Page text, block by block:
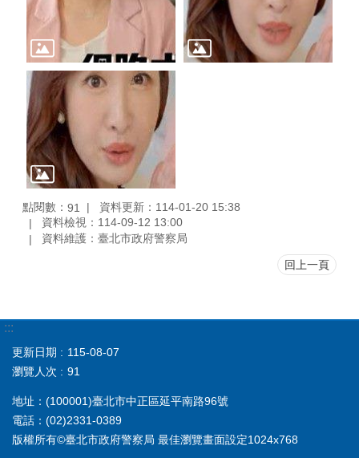
點閱數： 91
資料更新：114-01-20 15:38
資料檢視：114-09-12 13:00
資料維護：臺北市政府警察局
回上一頁
:::
更新日期
115-08-07
瀏覽人次
91
地址：(100001)臺北市中正區延平南路96號
電話：(02)2331-0389
版權所有©臺北市政府警察局 最佳瀏覽畫面設定1024x768